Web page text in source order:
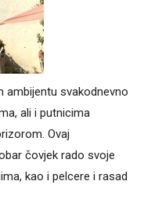
ambijentu svakodnevno
ali i putnicima
Ovaj
čovjek rado svoje
kao i pelcere i rasad